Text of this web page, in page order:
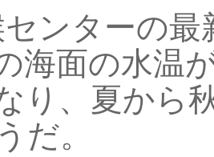
ンターの
海面の水温
り、夏から
だ。